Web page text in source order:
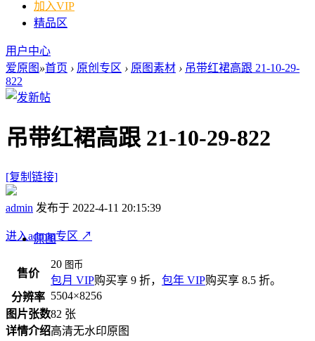
加入VIP
精品区
用户中心
爱原图 »首页 › 原创专区 › 原图素材 › 吊带红裙高跟 21-10-29-
822
吊带红裙高跟 21-10-29-822
[复制链接]
admin 发布于 2022-4-11 20:15:39
进入admin专区 ↗
原图
售价
20 图币
包月 VIP购买享 9 折， 包年 VIP购买享 8.5 折。
分辨率 5504×8256
图片张数82 张
详情介绍高清无水印原图